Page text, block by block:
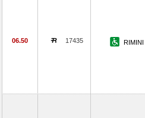
06.50 17435 RIMINI